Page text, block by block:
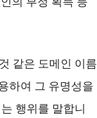
같은 도메인 이름
하여 그 유명성을
행위를 말합니